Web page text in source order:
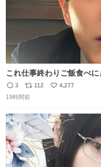
これ仕事終わりご飯食べ
😭
返
信
3
リ
ポ
ト
数
112
い
数
4,277
19時間前